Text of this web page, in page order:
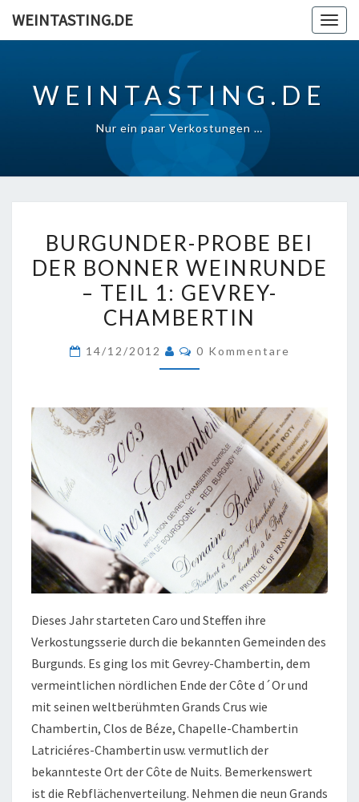
WEINTASTING.DE
WEINTASTING.DE
Nur ein paar Verkostungen …
PROBE
BEI
DER
BONNER
–
GEVREY-
CHAMBERTIN
BURGUNDER-PROBE BEI
DER BONNER WEINRUNDE
– TEIL 1: GEVREY-
CHAMBERTIN
14/12/2012 Kommentare
0 Kommentare
Dieses Jahr starteten Caro und Steffen ihre
Verkostungsserie durch die bekannten Gemeinden des
Burgunds. Es ging los mit Gevrey-Chambertin, dem
vermeintlichen nördlichen Ende der Côte d´Or und
mit seinen weltberühmten Grands Crus wie
Chambertin, Clos de Béze, Chapelle-Chambertin
Latriciéres-Chambertin usw. vermutlich der
bekannteste Ort der Côte de Nuits. Bemerkenswert
ist die Rebflächenverteilung. Nehmen die neun Grands